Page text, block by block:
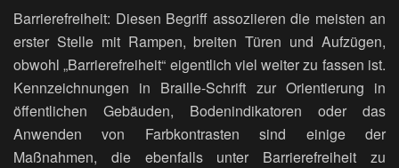
Barrierefreiheit: Diesen Begriff assoziieren die meisten an
erster Stelle mit Rampen, breiten Türen und Aufzügen,
obwohl „Barrierefreiheit“ eigentlich viel weiter zu fassen ist.
Kennzeichnungen in Braille-Schrift zur Orientierung in
öffentlichen Gebäuden, Bodenindikatoren oder das
Anwenden von Farbkontrasten sind einige der
Maßnahmen, die ebenfalls unter Barrierefreiheit zu